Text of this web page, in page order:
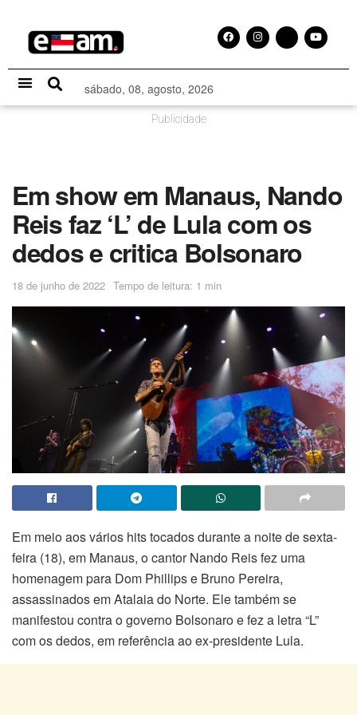
sábado, 08, agosto, 2026
Publicidade
Em show em Manaus, Nando
Reis faz ‘L’ de Lula com os
dedos e critica Bolsonaro
18 de junho de 2022 Tempo de leitura: 1 min
Em meio aos vários hits tocados durante a noite de sexta-
feira (18), em Manaus, o cantor Nando Reis fez uma
homenagem para Dom Phillips e Bruno Pereira,
assassinados em Atalaia do Norte. Ele também se
manifestou contra o governo Bolsonaro e fez a letra “L”
com os dedos, em referência ao ex-presidente Lula.